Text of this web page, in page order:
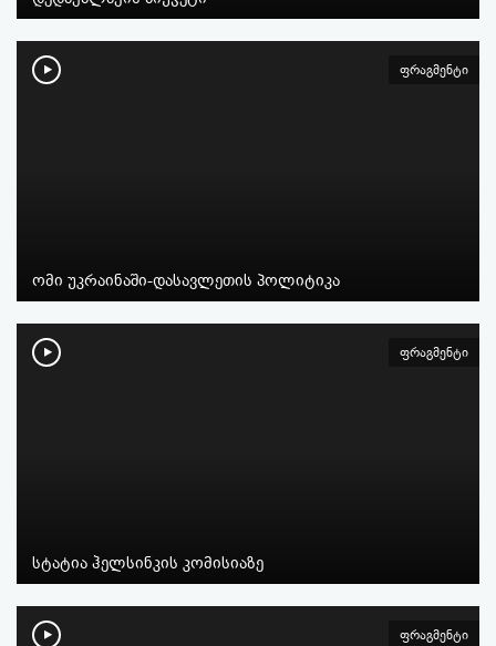
ფრაგმენტი
ომი უკრაინაში-დასავლეთის პოლიტიკა
ფრაგმენტი
სტატია ჰელსინკის კომისიაზე
ფრაგმენტი